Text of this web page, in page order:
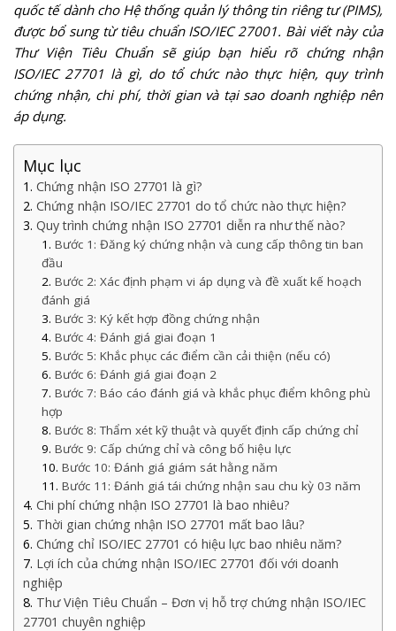
quốc tế dành cho Hệ thống quản lý thông tin riêng tư (PIMS),
được bổ sung từ tiêu chuẩn ISO/IEC 27001. Bài viết này của
Thư Viện Tiêu Chuẩn sẽ giúp bạn hiểu rõ chứng nhận
ISO/IEC 27701 là gì, do tổ chức nào thực hiện, quy trình
chứng nhận, chi phí, thời gian và tại sao doanh nghiệp nên
áp dụng.
Mục lục
Chứng nhận ISO 27701 là gì?
Chứng nhận ISO/IEC 27701 do tổ chức nào thực hiện?
Quy trình chứng nhận ISO 27701 diễn ra như thế nào?
Bước 1: Đăng ký chứng nhận và cung cấp thông tin ban
đầu
Bước 2: Xác định phạm vi áp dụng và đề xuất kế hoạch
đánh giá
Bước 3: Ký kết hợp đồng chứng nhận
Bước 4: Đánh giá giai đoạn 1
Bước 5: Khắc phục các điểm cần cải thiện (nếu có)
Bước 6: Đánh giá giai đoạn 2
Bước 7: Báo cáo đánh giá và khắc phục điểm không phù
hợp
Bước 8: Thẩm xét kỹ thuật và quyết định cấp chứng chỉ
Bước 9: Cấp chứng chỉ và công bố hiệu lực
Bước 10: Đánh giá giám sát hằng năm
Bước 11: Đánh giá tái chứng nhận sau chu kỳ 03 năm
Chi phí chứng nhận ISO 27701 là bao nhiêu?
Thời gian chứng nhận ISO 27701 mất bao lâu?
Chứng chỉ ISO/IEC 27701 có hiệu lực bao nhiêu năm?
Lợi ích của chứng nhận ISO/IEC 27701 đối với doanh
nghiệp
Thư Viện Tiêu Chuẩn – Đơn vị hỗ trợ chứng nhận ISO/IEC
27701 chuyên nghiệp